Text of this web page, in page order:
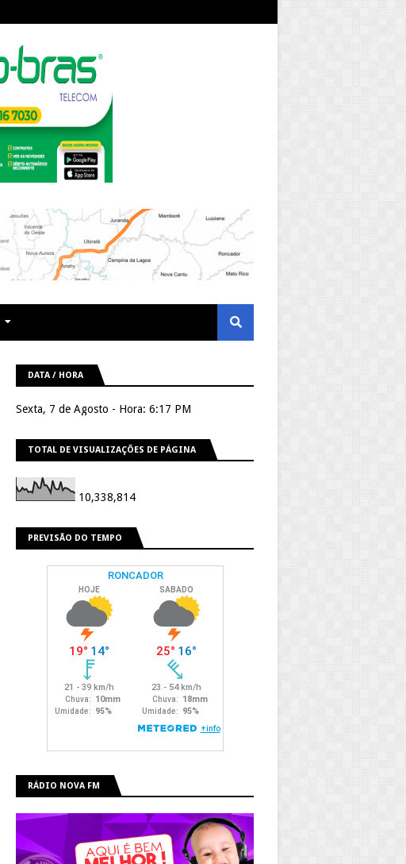
DATA / HORA
Sexta, 7 de Agosto - Hora: 6:17 PM
TOTAL DE VISUALIZAÇÕES DE PÁGINA
10,338,814
PREVISÃO DO TEMPO
RÁDIO NOVA FM